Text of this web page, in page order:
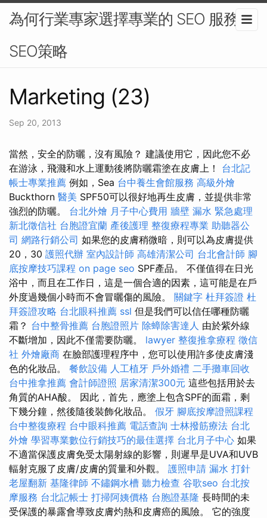
為何行業專家選擇專業的 SEO 服務 -
SEO策略
Marketing (23)
Sep 20, 2013
當然，安全的防曬，沒有風險？ 建議使用它，因此您不必
在游泳，飛濺和水上運動後將防曬霜塗在皮膚上！ 台北記
帳士專業推薦 例如，Sea 台中養生會館服務 高級外燴
Buckthorn 醫美 SPF50可以很好地再生皮膚，並提供非常
強烈的防曬。 台北外燴 月子中心費用 牆壁 漏水 緊急處理
新北徵信社 台胞證宜蘭 產後護理 整復療程專業 助聽器公
司 網路行銷公司 如果您的皮膚稍微暗，則可以為皮膚提供
20，30 護照代辦 室內設計師 高雄清潔公司 台北會計師 腳
底按摩技巧課程 on page seo SPF產品。 不僅值得在日光
浴中，而且在工作日，這是一個合適的因素，這可能是在戶
外度過幾個小時而不會冒曬傷的風險。 關鍵字 杜拜簽證 杜
拜簽證攻略 台北眼科推薦 ssl 但是我們可以信任哪種防曬
霜？ 台中整骨推薦 台胞證照片 除蟑除害達人 由於紫外線
不斷增加，因此不僅需要防曬。 lawyer 整復推拿療程 徵信
社 外燴廠商 在臉部護理程序中，您可以使用許多使皮膚淺
色的化妝品。 餐飲設備 人工植牙 戶外婚禮 二手攤車回收
台中推拿推薦 會計師證照 居家清潔300元 這些包括用於去
角質的AHA酸。 因此，首先，應塗上包含SPF的面霜，剩
下幾分鐘，然後隨後裝飾化妝品。 假牙 腳底按摩證照課程
台中整復療程 台中眼科推薦 電話查詢 士林撥筋療法 台北
外燴 學習專業數位行銷技巧的最佳選擇 台北月子中心 如果
不適當保護皮膚免受太陽射線的影響，則遲早是UVA和UVB
輻射克服了皮膚/皮膚的質量和外觀。 護照申請 漏水 打針
老屋翻新 基隆律師 不鏽鋼水槽 聽力檢查 谷歌seo 台北按
摩服務 台北記帳士 打掃阿姨價格 台胞證基隆 長時間的未
受保護的暴露會導致皮膚灼熱和皮膚癌的風險。 它的強度